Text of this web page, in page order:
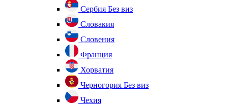
Сербия Без виз
Словакия
Словения
Франция
Хорватия
Черногория Без виз
Чехия